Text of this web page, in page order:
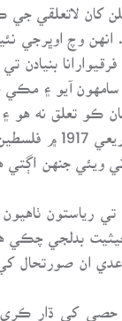
کان لاتعلقي
انهن وچ
آيو ۽
ڪو تعلق نه
آبادي جي گھڻائي شيعه
ويئي جنهن
رياستون
حيثيت بدلجي
ان صورتحال
کي ڌار ڪري